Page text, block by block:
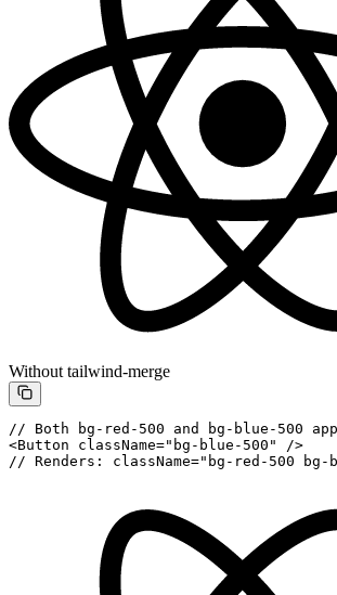
Without tailwind-merge
// Both bg-red-500 and bg-blue-500
<Button className="bg-blue-500"
/>
// Renders: className="bg-red-500 bg-